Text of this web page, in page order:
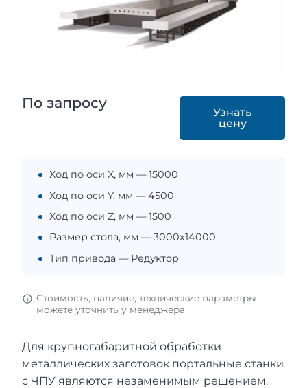
По запросу
Узнать
цену
Ход по оси X, мм — 15000
Ход по оси Y, мм — 4500
Ход по оси Z, мм — 1500
Размер стола, мм — 3000x14000
Тип привода — Редуктор
Стоимость, наличие, технические параметры
можете уточнить у менеджера
Для крупногабаритной обработки
металлических заготовок портальные станки
с ЧПУ являются незаменимым решением.